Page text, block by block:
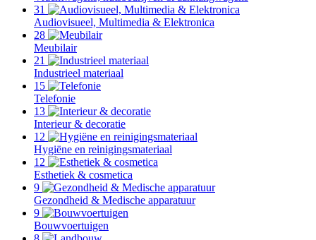
31
Audiovisueel, Multimedia & Elektronica
28
Meubilair
21
Industrieel materiaal
15
Telefonie
13
Interieur & decoratie
12
Hygiëne en reinigingsmateriaal
12
Esthetiek & cosmetica
9
Gezondheid & Medische apparatuur
9
Bouwvoertuigen